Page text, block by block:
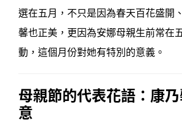
選在五月，不只是因為春天百花盛開
馨也正美，更因為安娜母親生前常在
動，這個月份對她有特別的意義。
母親節的代表花語：康
意